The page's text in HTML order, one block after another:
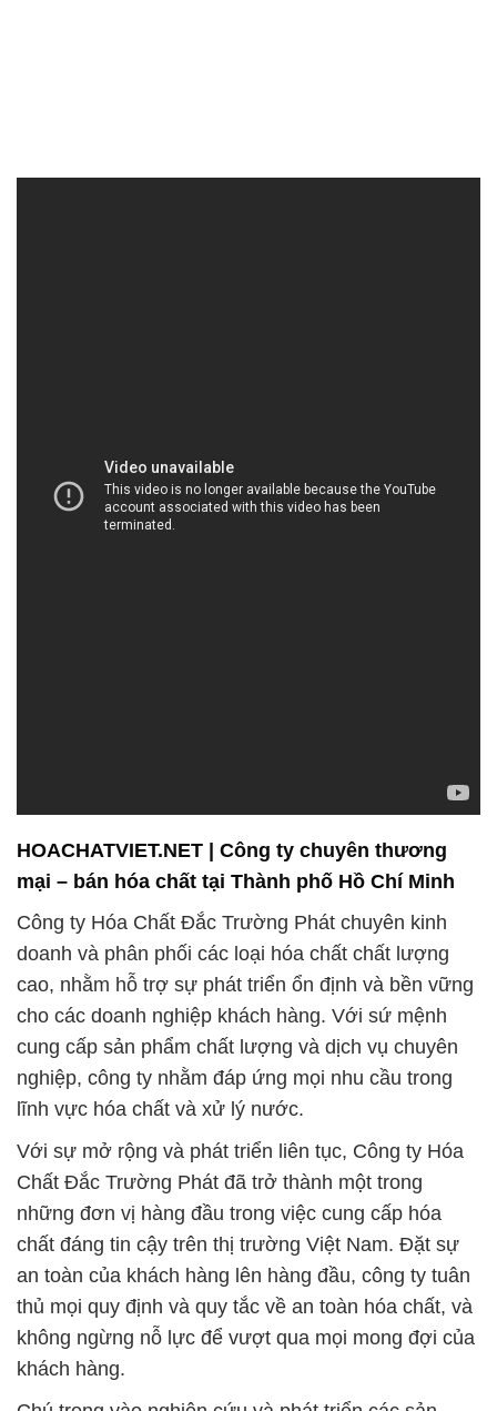
doanh và phân phối các loại hóa chất chất lượng
cao, nhằm hỗ trợ sự phát triển ổn định và bền vững
cho các doanh nghiệp khách hàng. Với sứ mệnh
cung cấp sản phẩm chất lượng và dịch vụ chuyên
nghiệp, công ty nhằm đáp ứng mọi nhu cầu trong
lĩnh vực hóa chất và xử lý nước.
Với sự mở rộng và phát triển liên tục, Công ty Hóa
Chất Đắc Trường Phát đã trở thành một trong
những đơn vị hàng đầu trong việc cung cấp hóa
chất đáng tin cậy trên thị trường Việt Nam. Đặt sự
an toàn của khách hàng lên hàng đầu, công ty tuân
thủ mọi quy định và quy tắc về an toàn hóa chất, và
không ngừng nỗ lực để vượt qua mọi mong đợi của
khách hàng.
Chú trọng vào nghiên cứu và phát triển các sản
phẩm hóa chất có tính chất lành tính, đảm bảo
không chứa các hạt nhân tố hay các hợp chất nguy
hiểm gây hại sức khỏe, công ty cam kết đem đến sự
hỗ trợ tối đa trong việc sử dụng sản phẩm một cách